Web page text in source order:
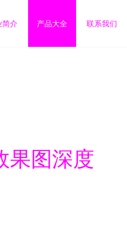
简介 产品大全 联系我们
果图深度